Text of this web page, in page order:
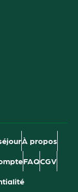
À propos
FAQCGV